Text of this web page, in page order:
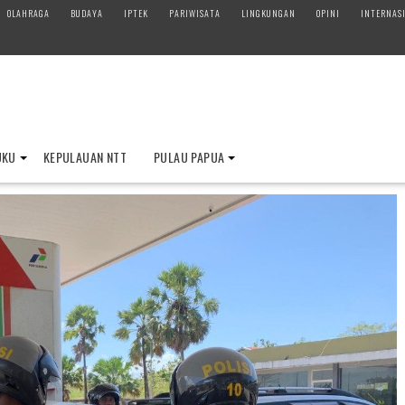
OLAHRAGA BUDAYA IPTEK PARIWISATA LINGKUNGAN OPINI
KEPULAUAN NTT PULAU PAPUA